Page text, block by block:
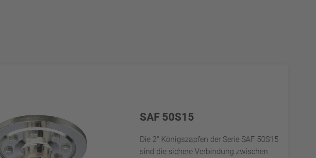
SAF 50S15
Die 2“ Königszapfen der Serie SAF 50S15
sind die sichere Verbindung zwischen